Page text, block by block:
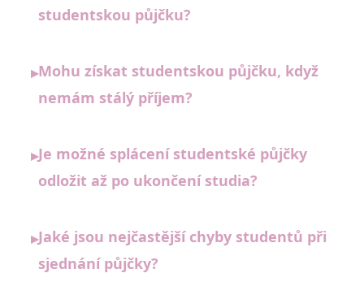
studentskou půjčku?
▸Mohu získat studentskou půjčku, když
nemám stálý příjem?
▸Je možné splácení studentské půjčky
odložit až po ukončení studia?
▸Jaké jsou nejčastější chyby studentů při
sjednání půjčky?